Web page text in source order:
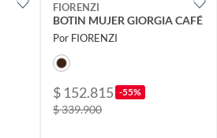
FIORENZI
BOTIN MUJER GIORGIA CAFÉ
Por FIORENZI
$ 152.815 -55%
$ 339.900